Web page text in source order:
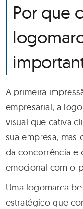
Por que
A primeira
empresarial, a
visual que cativa
sua empresa, mas
da concorrência e
emocional com o
Uma logomarca
estratégico que